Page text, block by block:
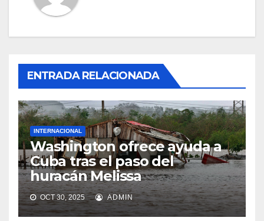
ENTRADA RELACIONADA
INTERNACIONAL
Washington ofrece ayuda a
Cuba tras el paso del
huracán Melissa
OCT 30, 2025 ADMIN